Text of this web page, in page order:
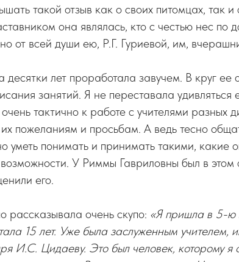
такой отзыв как о своих питомцах, так
она являлась, кто с честью нес по
от всей души ею, Р.Г. Гуриевой, им,
лет проработала завучем. В круг ее
занятий. Я не переставала
тактично к работе с учителями разных
пожеланиям и просьбам. А ведь тесно
уметь понимать и принимать такими, какие
У Риммы Гавриловны был в
его.
рассказывала очень скупо: «Я пришла в 5-ю
15 лет. Уже была заслуженным учителем,
И.С. Цидаеву. Это был человек, которому